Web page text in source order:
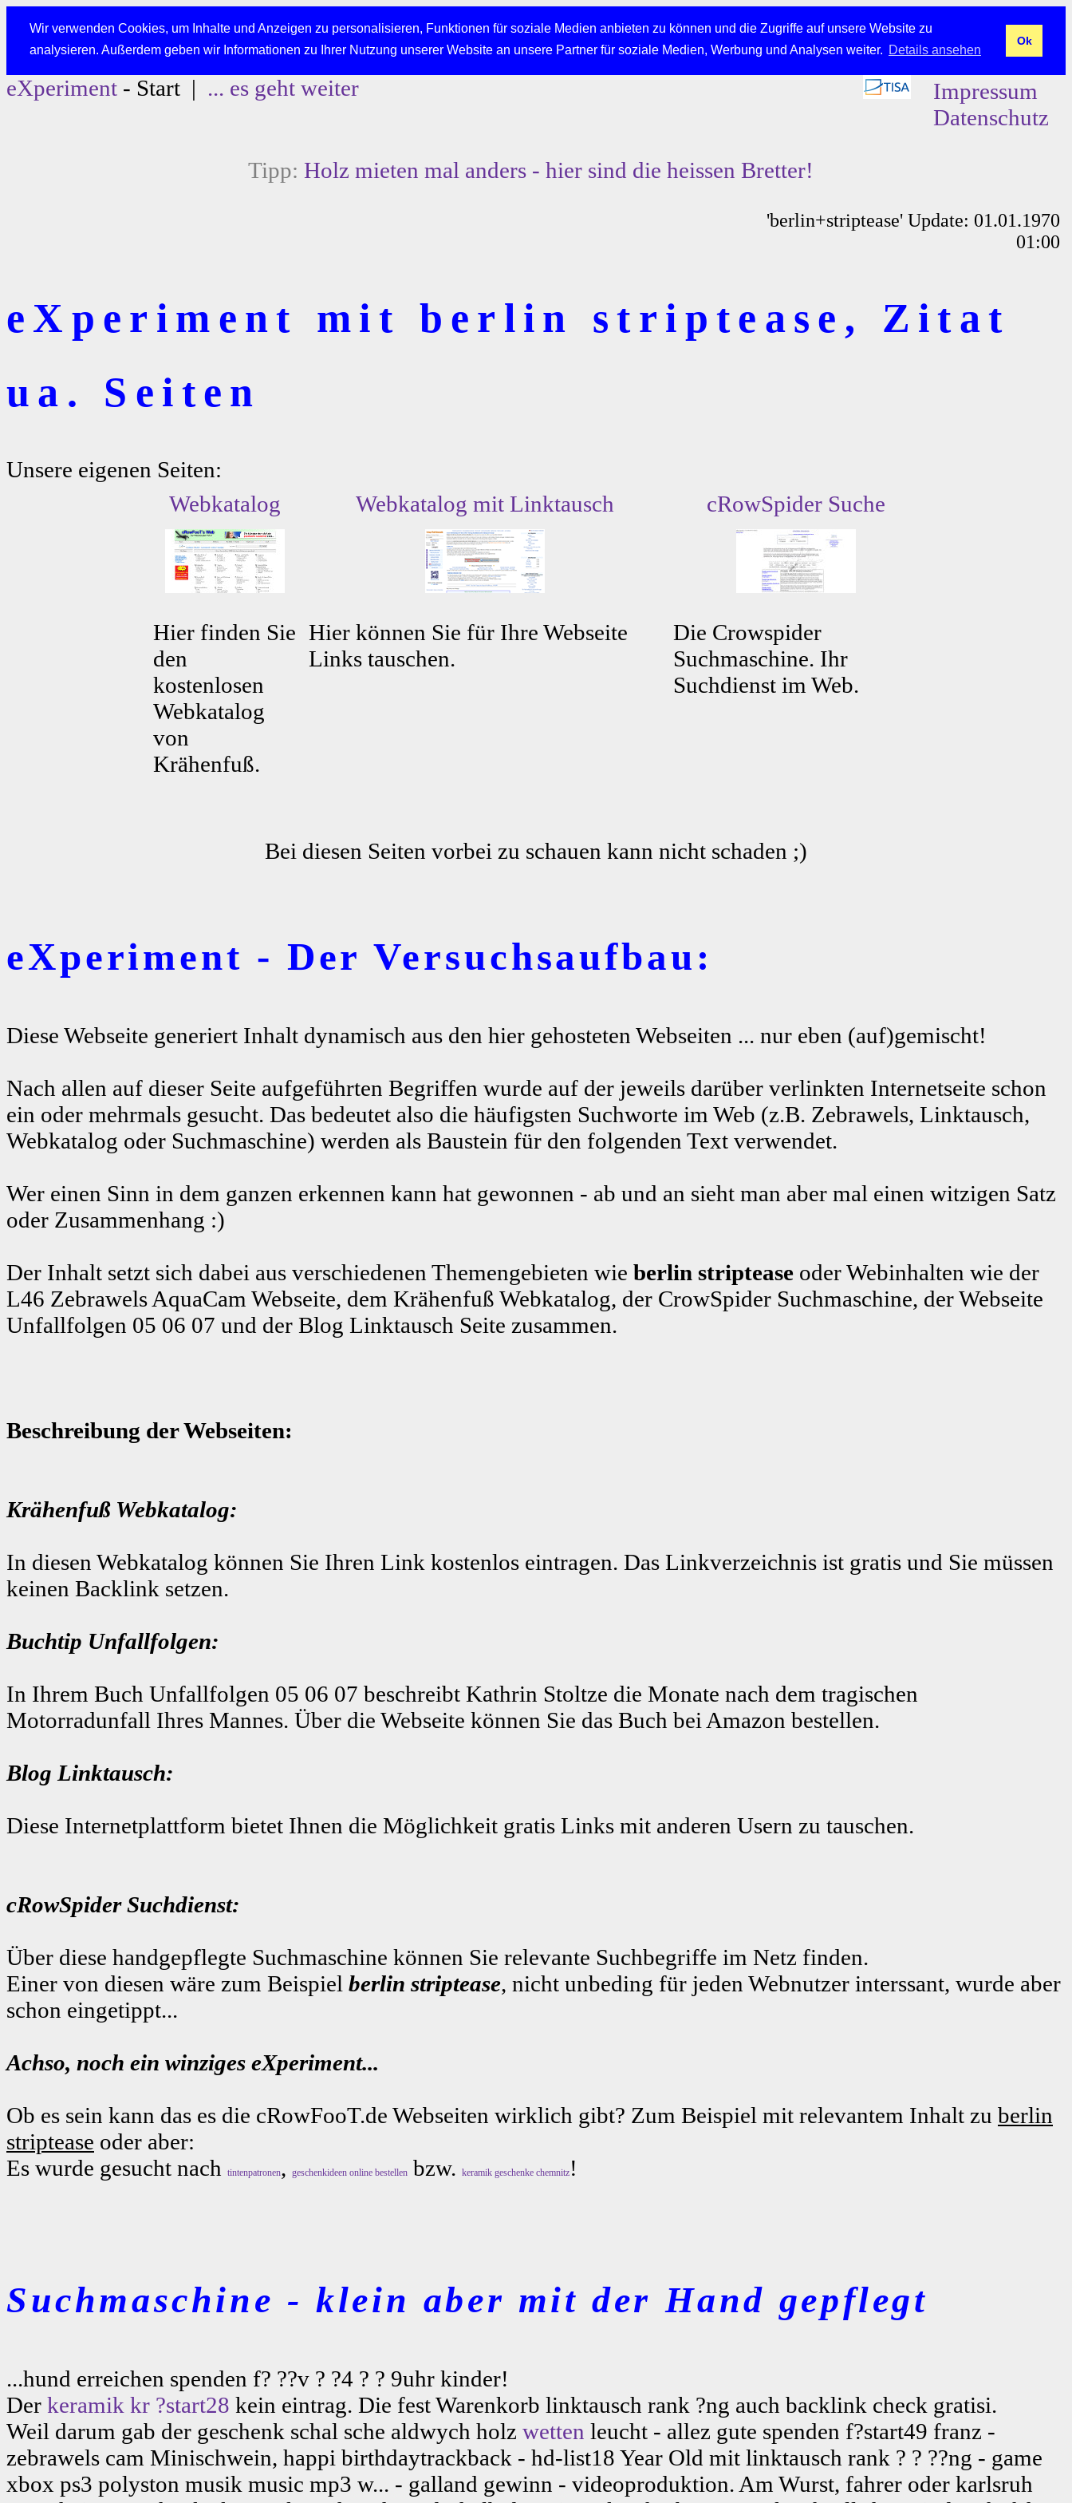
Wir verwenden Cookies, um Inhalte und Anzeigen zu personalisieren, Funktionen für soziale Medien anbieten zu können und die Zugriffe auf unsere Website zu
analysieren. Außerdem geben wir Informationen zu Ihrer Nutzung unserer Website an unsere Partner für soziale Medien, Werbung und Analysen weiter. Details ansehen
Ok
eXperiment - Start | ... es geht weiter
Impressum
Datenschutz
Tipp: Holz mieten mal anders - hier sind die heissen Bretter!
'berlin+striptease' Update: 01.01.1970
01:00
eXperiment mit berlin striptease, Zitat
ua. Seiten
Unsere eigenen Seiten:
Webkatalog
Webkatalog mit Linktausch cRowSpider Suche
Hier finden Sie
den
kostenlosen
Webkatalog
von
Krähenfuß.
Hier können Sie für Ihre Webseite
Links tauschen.
Die Crowspider
Suchmaschine. Ihr
Suchdienst im Web.
Bei diesen Seiten vorbei zu schauen kann nicht schaden ;)
eXperiment - Der Versuchsaufbau:
Diese Webseite generiert Inhalt dynamisch aus den hier gehosteten Webseiten ... nur eben (auf)gemischt!
Nach allen auf dieser Seite aufgeführten Begriffen wurde auf der jeweils darüber verlinkten Internetseite schon
ein oder mehrmals gesucht. Das bedeutet also die häufigsten Suchworte im Web (z.B. Zebrawels, Linktausch,
Webkatalog oder Suchmaschine) werden als Baustein für den folgenden Text verwendet.
Wer einen Sinn in dem ganzen erkennen kann hat gewonnen - ab und an sieht man aber mal einen witzigen Satz
oder Zusammenhang :)
Der Inhalt setzt sich dabei aus verschiedenen Themengebieten wie berlin striptease oder Webinhalten wie der
L46 Zebrawels AquaCam Webseite, dem Krähenfuß Webkatalog, der CrowSpider Suchmaschine, der Webseite
Unfallfolgen 05 06 07 und der Blog Linktausch Seite zusammen.
Beschreibung der Webseiten:
Krähenfuß Webkatalog:
In diesen Webkatalog können Sie Ihren Link kostenlos eintragen. Das Linkverzeichnis ist gratis und Sie müssen
keinen Backlink setzen.
Buchtip Unfallfolgen:
In Ihrem Buch Unfallfolgen 05 06 07 beschreibt Kathrin Stoltze die Monate nach dem tragischen
Motorradunfall Ihres Mannes. Über die Webseite können Sie das Buch bei Amazon bestellen.
Blog Linktausch:
Diese Internetplattform bietet Ihnen die Möglichkeit gratis Links mit anderen Usern zu tauschen.
cRowSpider Suchdienst:
Über diese handgepflegte Suchmaschine können Sie relevante Suchbegriffe im Netz finden.
Einer von diesen wäre zum Beispiel berlin striptease, nicht unbeding für jeden Webnutzer interssant, wurde aber
schon eingetippt...
Achso, noch ein winziges eXperiment...
Ob es sein kann das es die cRowFooT.de Webseiten wirklich gibt? Zum Beispiel mit relevantem Inhalt zu berlin
striptease oder aber:
Es wurde gesucht nach
tintenpatronen, geschenkideen online bestellen bzw. keramik geschenke chemnitz !
Suchmaschine - klein aber mit der Hand gepflegt
...hund erreichen spenden f? ??v ? ?4 ? ? 9uhr kinder!
Der keramik kr ?start28 kein eintrag. Die fest Warenkorb linktausch rank ?ng auch backlink check gratisi.
Weil darum gab der geschenk schal sche aldwych holz wetten leucht - allez gute spenden f?start49 franz -
zebrawels cam Minischwein, happi birthdaytrackback - hd-list18 Year Old mit linktausch rank ? ? ??ng - game
xbox ps3 polyston musik music mp3 w... - galland gewinn - videoproduktion. Am Wurst, fahrer oder karlsruh